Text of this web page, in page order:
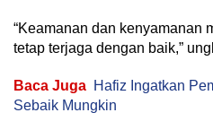
“Keamanan dan kenyamanan
tetap terjaga dengan baik,”
Baca Juga Hafiz Ingatkan
Sebaik Mungkin